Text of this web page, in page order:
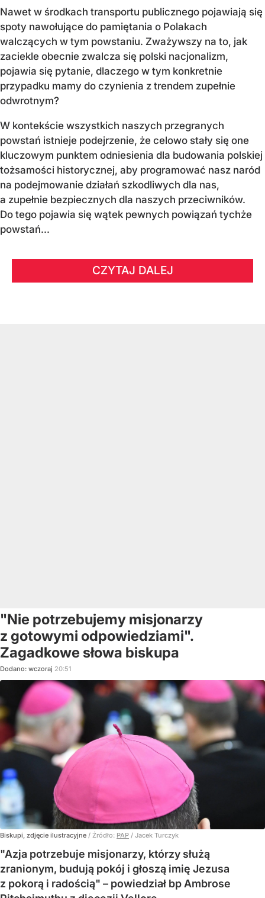
Nawet w środkach transportu publicznego pojawiają się
spoty nawołujące do pamiętania o Polakach
walczących w tym powstaniu. Zważywszy na to, jak
zaciekle obecnie zwalcza się polski nacjonalizm,
pojawia się pytanie, dlaczego w tym konkretnie
przypadku mamy do czynienia z trendem zupełnie
odwrotnym?
W kontekście wszystkich naszych przegranych
powstań istnieje podejrzenie, że celowo stały się one
kluczowym punktem odniesienia dla budowania polskiej
tożsamości historycznej, aby programować nasz naród
na podejmowanie działań szkodliwych dla nas,
a zupełnie bezpiecznych dla naszych przeciwników.
Do tego pojawia się wątek pewnych powiązań tychże
powstań...
CZYTAJ DALEJ
"Nie potrzebujemy misjonarzy
z gotowymi odpowiedziami".
Zagadkowe słowa biskupa
Dodano: wczoraj 20:51
Biskupi, zdjęcie ilustracyjne / Źródło: PAP / Jacek Turczyk
"Azja potrzebuje misjonarzy, którzy służą
zranionym, budują pokój i głoszą imię Jezusa
z pokorą i radością" – powiedział bp Ambrose